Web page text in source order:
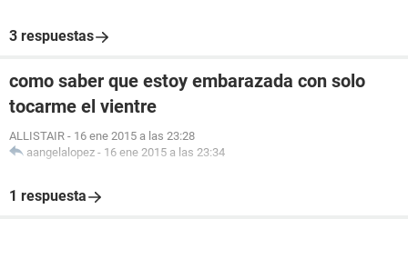
3 respuestas
como saber que estoy embarazada con solo
tocarme el vientre
ALLISTAIR - 16 ene 2015 a las 23:28
aangelalopez - 16 ene 2015 a las 23:34
1 respuesta